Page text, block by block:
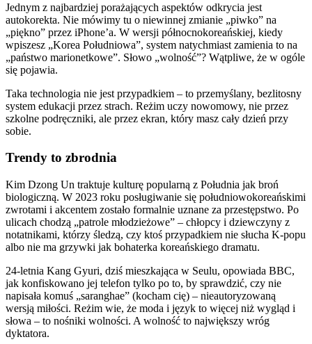
Jednym z najbardziej porażających aspektów odkrycia jest
autokorekta. Nie mówimy tu o niewinnej zmianie „piwko” na
„piękno” przez iPhone’a. W wersji północnokoreańskiej, kiedy
wpiszesz „Korea Południowa”, system natychmiast zamienia to na
„państwo marionetkowe”. Słowo „wolność”? Wątpliwe, że w ogóle
się pojawia.
Taka technologia nie jest przypadkiem – to przemyślany, bezlitosny
system edukacji przez strach. Reżim uczy nowomowy, nie przez
szkolne podręczniki, ale przez ekran, który masz cały dzień przy
sobie.
Trendy to zbrodnia
Kim Dzong Un traktuje kulturę popularną z Południa jak broń
biologiczną. W 2023 roku posługiwanie się południowokoreańskimi
zwrotami i akcentem zostało formalnie uznane za przestępstwo. Po
ulicach chodzą „patrole młodzieżowe” – chłopcy i dziewczyny z
notatnikami, którzy śledzą, czy ktoś przypadkiem nie słucha K-popu
albo nie ma grzywki jak bohaterka koreańskiego dramatu.
24-letnia Kang Gyuri, dziś mieszkająca w Seulu, opowiada BBC,
jak konfiskowano jej telefon tylko po to, by sprawdzić, czy nie
napisała komuś „saranghae” (kocham cię) – nieautoryzowaną
wersją miłości. Reżim wie, że moda i język to więcej niż wygląd i
słowa – to nośniki wolności. A wolność to największy wróg
dyktatora.